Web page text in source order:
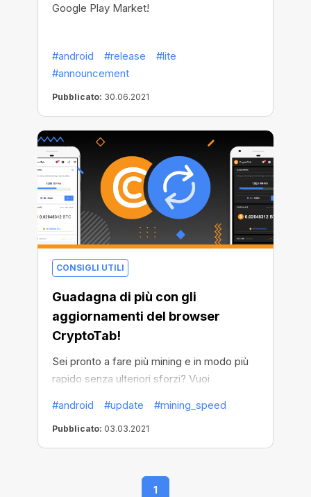
Google Play Market!
#android #release
#lite
#announcement
Pubblicato: 30.06.2021
CONSIGLI UTILI
Guadagna di più con gli
aggiornamenti del browser
CryptoTab!
Sei pronto a fare più mining e in modo più
rapido senza ulteriori sforzi? Vuoi
mining di essere sempre attivo? Abbiamo
pensato a tutto e lo abbiamo reso
possibile. Il nostro Android browser è
#android #update #mining_speed
Pubblicato: 03.03.2021
1